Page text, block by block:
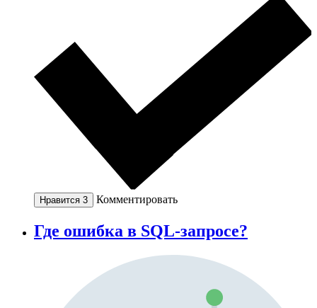
Нравится 3 Комментировать
Где ошибка в SQL-запросе?